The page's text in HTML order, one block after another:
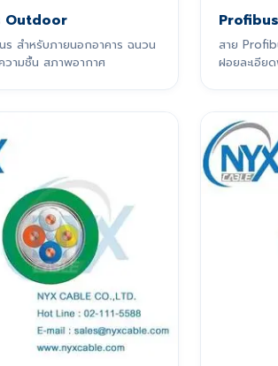
Outdoor
สำหรับภายนอกอาคาร ฉนวน
วามชื้น สภาพอากาศ
สาย
ฝอยละเอีย